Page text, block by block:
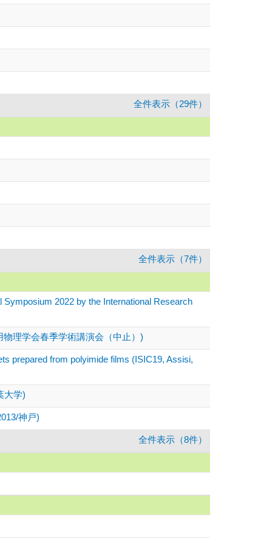
全件表示（29件）
全件表示（7件）
2022 by the International Research
理学会春季学術講演会（中止）)
prepared from polyimide films (ISIC19, Assisi,
大学)
神戸)
全件表示（8件）